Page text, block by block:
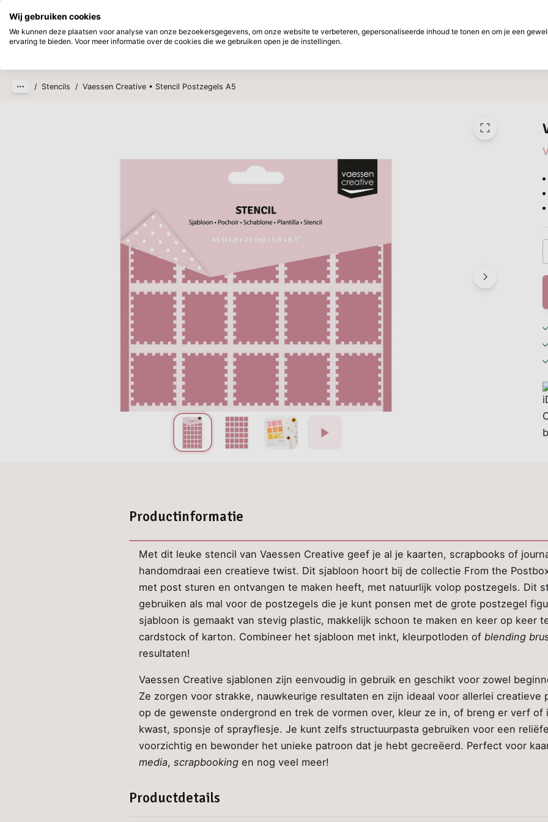
Ga naar hoofdinhoud
Verwacht Merken
/ Stencils / Vaessen Creative • Stencil Postzegels A5
Productinformatie
Met dit leuke stencil van Vaessen Creative geef je al je kaarten, scrapbooks of
handomdraai een creatieve twist. Dit sjabloon hoort bij de collectie From the
met post sturen en ontvangen te maken heeft, met natuurlijk volop postzegels. Dit
gebruiken als mal voor de postzegels die je kunt ponsen met de grote postzegel
sjabloon is gemaakt van stevig plastic, makkelijk schoon te maken en keer op keer
cardstock of karton. Combineer het sjabloon met inkt, kleurpotloden of blending
resultaten!
Vaessen Creative sjablonen zijn eenvoudig in gebruik en geschikt voor zowel
Ze zorgen voor strakke, nauwkeurige resultaten en zijn ideaal voor allerlei
op de gewenste ondergrond en trek de vormen over, kleur ze in, of breng er verf of
kwast, sponsje of sprayflesje. Je kunt zelfs structuurpasta gebruiken voor een
voorzichtig en bewonder het unieke patroon dat je hebt gecreëerd. Perfect voor
media,scrapbooking en nog veel meer!
Productdetails
Wij gebruiken cookies
We kunnen deze plaatsen voor analyse van onze bezoekersgegevens, om onze website te verbeteren, gepersonaliseerde inhoud te tonen en om je een
ervaring te bieden. Voor meer informatie over de cookies die we gebruiken open je de instellingen.